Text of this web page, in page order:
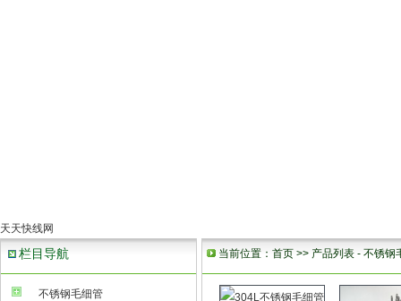
天天快线网
栏目导航
不锈钢毛细管
当前位置： 首页 >> 产品列表 - 不锈钢